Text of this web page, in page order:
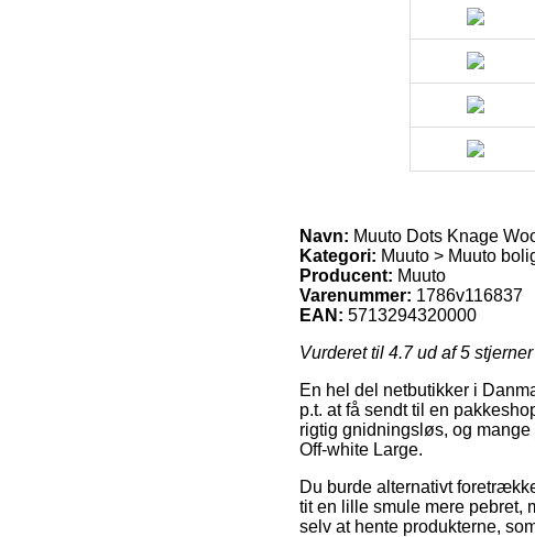
Navn: Muuto Dots Knage
Kategori: Muuto > Muuto
Producent: Muuto
Varenummer: 1786v116837
EAN: 5713294320000
Vurderet til 4.7ud af 5
En hel del netbutikker i
p.t. at få sendt til en
rigtig gnidningsløs, og
Off-white Large.
Du burde alternativt
tit en lille smule mere pebret,
selv at hente produkterne,